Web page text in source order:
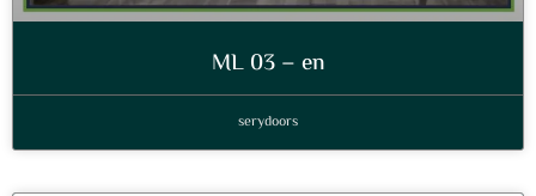
ML 03 – en
serydoors